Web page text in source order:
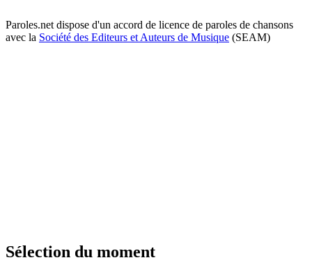
Paroles.net dispose d'un accord de licence de paroles de chansons
avec la Société des Editeurs et Auteurs de Musique (SEAM)
Sélection du moment